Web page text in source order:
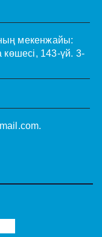
мекенжайы:
143-үй. 3-
.